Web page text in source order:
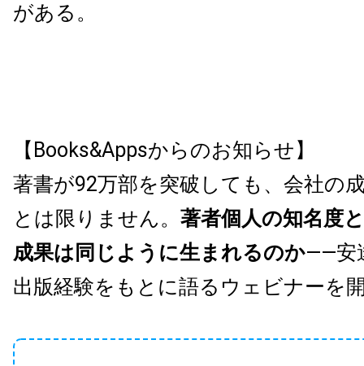
がある。
【Books&Appsからのお知らせ】
著書が92万部を突破しても、会社の
とは限りません。 著者個人の知名度
成果は同じように生まれるのか——安
出版経験をもとに語るウェビナーを